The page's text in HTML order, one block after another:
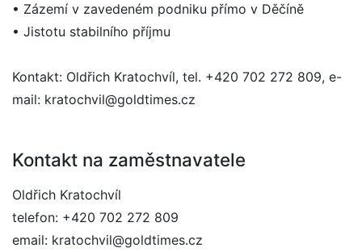
• Zázemí v zavedeném podniku přímo v Děčíně
• Jistotu stabilního příjmu
Kontakt: Oldřich Kratochvíl, tel. +420 702 272 809, e-
mail: kratochvil@goldtimes.cz
Kontakt na zaměstnavatele
Oldřich Kratochvíl
telefon: +420 702 272 809
email: kratochvil@goldtimes.cz